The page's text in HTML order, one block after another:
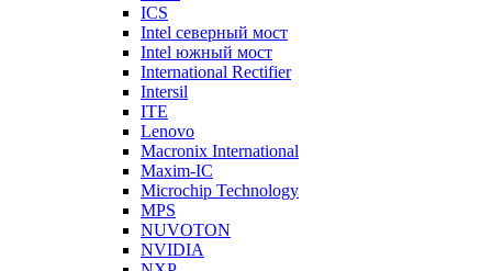
ICS
Intel северный мост
Intel южный мост
International Rectifier
Intersil
ITE
Lenovo
Macronix International
Maxim-IC
Microchip Technology
MPS
NUVOTON
NVIDIA